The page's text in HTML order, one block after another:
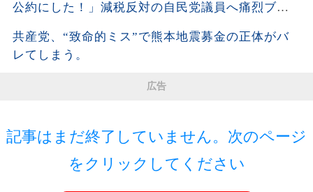
公約にした！」減税反対の自民党議員へ痛烈ブチ
共産党、“致命的ミス”で熊本地震募金の正体がバ
レてしまう。
広告
記事はまだ終了していません。次のページ
をクリックしてください